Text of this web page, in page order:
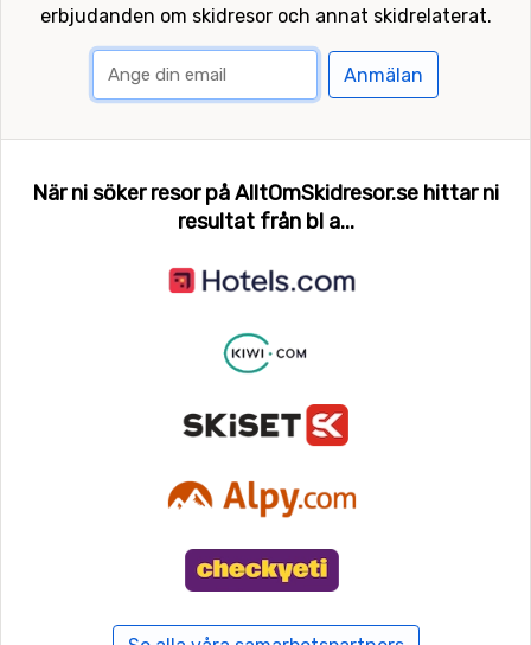
erbjudanden om skidresor och annat skidrelaterat.
Anmälan
När ni söker resor på AlltOmSkidresor.se hittar ni
resultat från bl a...